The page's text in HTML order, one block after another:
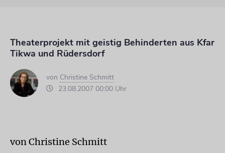
Theaterprojekt mit geistig Behinderten aus Kfar
Tikwa und Rüdersdorf
von Christine Schmitt
23.08.2007 00:00 Uhr
von Christine Schmitt